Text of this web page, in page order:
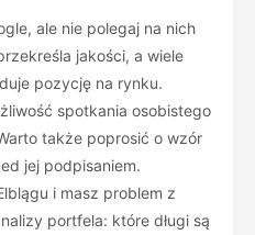
ale nie polegaj na nich
jakości, a wiele
pozycję na rynku.
spotkania osobistego
także poprosić o wzór
jej podpisaniem.
i masz problem z
portfela: które długi są